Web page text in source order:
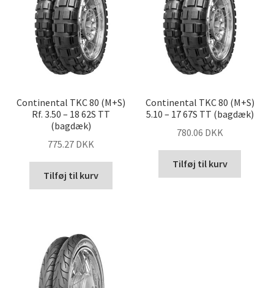
Continental TKC 80 (M+S)
Rf. 3.50 – 18 62S TT
(bagdæk)
775.27 DKK
Tilføj til kurv
Continental TKC 80 (M+S)
5.10 – 17 67S TT (bagdæk)
780.06 DKK
Tilføj til kurv